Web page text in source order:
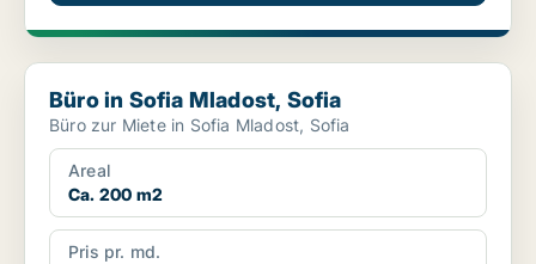
Büro in Sofia Mladost, Sofia
Büro in Sofia Mladost, Sofia
Büro zur Miete in Sofia Mladost, Sofia
Areal
Ca. 200 m2
Pris pr. md.